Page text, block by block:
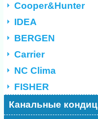
Cooper&Hunter
IDEA
BERGEN
Carrier
NC Clima
FISHER
Канальные